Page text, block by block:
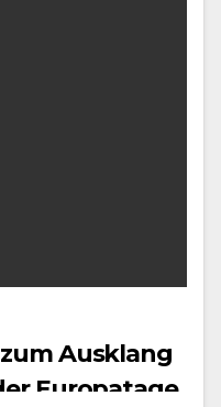
Ausklang
Europatage